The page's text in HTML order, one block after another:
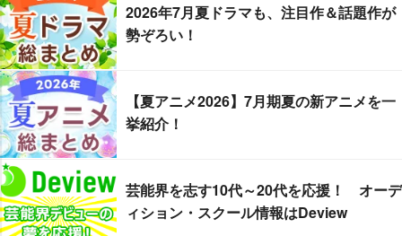
2026年7月夏ドラマも、注目作＆話題作が
勢ぞろい！
【夏アニメ2026】7月期夏の新アニメを一
挙紹介！
芸能界を志す10代～20代を応援！ オーデ
ィション・スクール情報はDeview